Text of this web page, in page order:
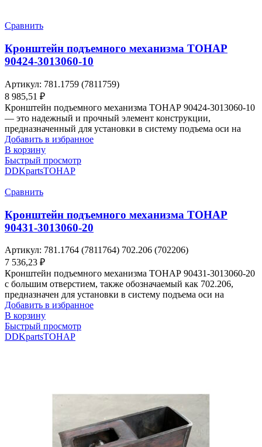
Сравнить
Кронштейн подъемного механизма ТОНАР
90424-3013060-10
Артикул: 781.1759 (7811759)
8 985,51 ₽
Кронштейн подъемного механизма ТОНАР 90424-3013060-10
— это надежный и прочный элемент конструкции,
предназначенный для установки в систему подъема оси на
Добавить в избранное
В корзину
Быстрый просмотр
DDKpartsТОНАР
Сравнить
Кронштейн подъемного механизма ТОНАР
90431-3013060-20
Артикул: 781.1764 (7811764) 702.206 (702206)
7 536,23 ₽
Кронштейн подъемного механизма ТОНАР 90431-3013060-20
с большим отверстием, также обозначаемый как 702.206,
предназначен для установки в систему подъема оси на
Добавить в избранное
В корзину
Быстрый просмотр
DDKpartsТОНАР